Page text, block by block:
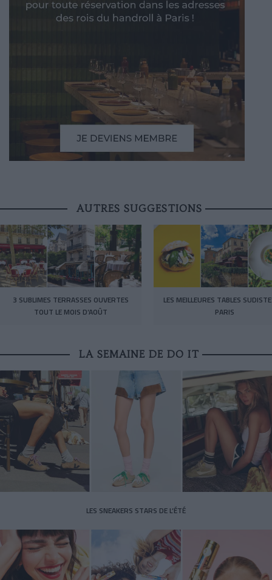
AUTRES SUGGESTIONS
3 SUBLIMES TERRASSES OUVERTES
TOUT LE MOIS D’AOÛT
LES MEILLEURES TABLES
PARIS
LA SEMAINE DE DO IT
LES SNEAKERS STARS DE L’ÉTÉ